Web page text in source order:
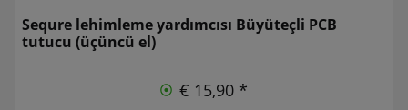
Sequre lehimleme yardımcısı Büyüteçli PCB
tutucu (üçüncü el)
€ 15,90 *